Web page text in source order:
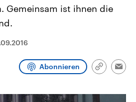
Libanon vom Iran
Gemeinsam ist ihnen die
Abonnieren
Link